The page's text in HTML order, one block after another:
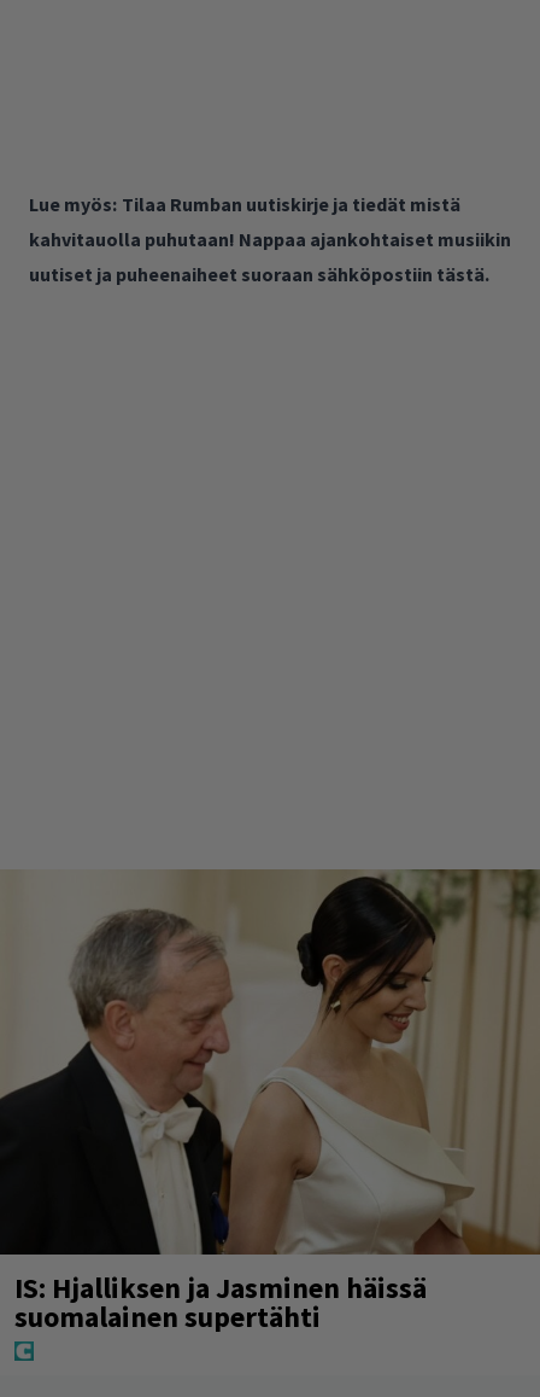
Lue myös: Tilaa Rumban uutiskirje ja tiedät mistä
kahvitauolla puhutaan! Nappaa ajankohtaiset musiikin
uutiset ja puheenaiheet suoraan sähköpostiin tästä.
IS: Hjalliksen ja Jasminen häissä
suomalainen supertähti